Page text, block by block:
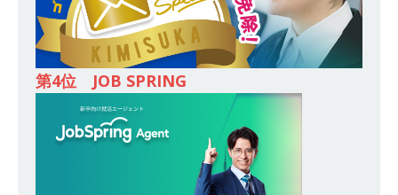
ド上場 明豊エンタープライズグループ ｜ 明豊プ
ロパティーズ
体育会積極採用企業
[ 2026年5月14日 ] 【 28卒 ｜ オープンカンパニ
ー｜東京勤務・転勤なし ｜ 文理不問 】 7期連続
200％増収!! ｜ 様々な業界の知識・スキルを身に
付けることが可能 ｜ データ分析のエキスパート
第4位 JOB SPRING